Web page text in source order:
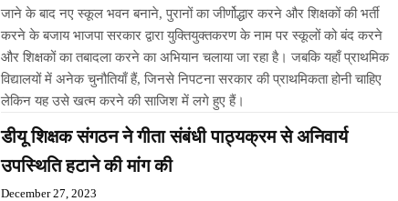
जाने के बाद नए स्कूल भवन बनाने, पुरानों का जीर्णोद्धार करने और शिक्षकों की भर्ती
करने के बजाय भाजपा सरकार द्वारा युक्तियुक्तकरण के नाम पर स्कूलों को बंद करने
और शिक्षकों का तबादला करने का अभियान चलाया जा रहा है। जबकि यहाँ प्राथमिक
विद्यालयों में अनेक चुनौतियाँ हैं, जिनसे निपटना सरकार की प्राथमिकता होनी चाहिए
लेकिन यह उसे खत्म करने की साजिश में लगे हुए हैं।
डीयू शिक्षक संगठन ने गीता संबंधी पाठ्यक्रम से अनिवार्य
उपस्थिति हटाने की मांग की
December 27, 2023